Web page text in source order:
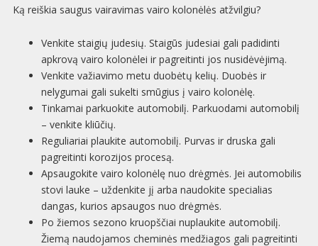
Ką reiškia saugus vairavimas vairo kolonėlės atžvilgiu?
Venkite staigių judesių. Staigūs judesiai gali padidinti
apkrovą vairo kolonėlei ir pagreitinti jos nusidėvėjimą.
Venkite važiavimo metu duobėtų kelių. Duobės ir
nelygumai gali sukelti smūgius į vairo kolonėlę.
Tinkamai parkuokite automobilį. Parkuodami automobilį
– venkite kliūčių.
Reguliariai plaukite automobilį. Purvas ir druska gali
pagreitinti korozijos procesą.
Apsaugokite vairo kolonėlę nuo drėgmės. Jei automobilis
stovi lauke – uždenkite jį arba naudokite specialias
dangas, kurios apsaugos nuo drėgmės.
Po žiemos sezono kruopščiai nuplaukite automobilį.
Žiemą naudojamos cheminės medžiagos gali pagreitinti